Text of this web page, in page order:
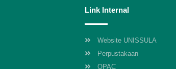
Link Internal
Website UNISSULA
Perpustakaan
OPAC